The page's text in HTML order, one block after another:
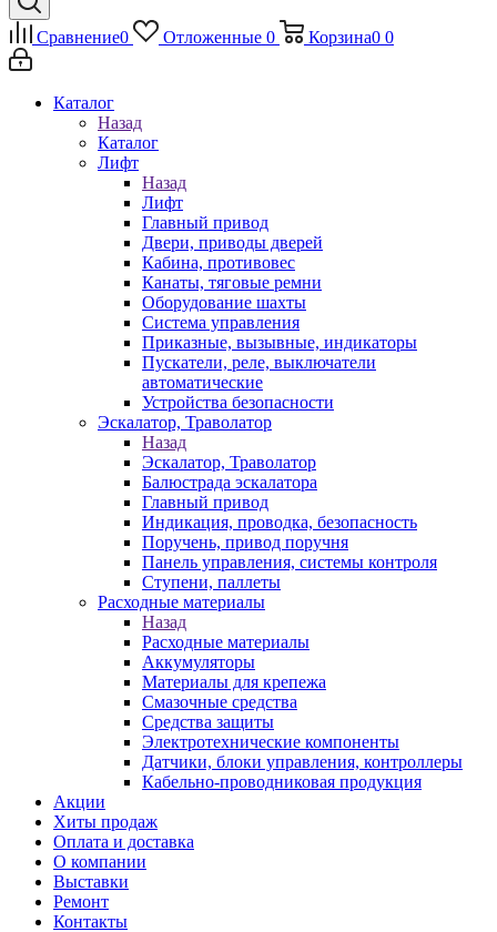
Сравнение0 Отложенные 0 Корзина0 0
Каталог
Назад
Каталог
Лифт
Назад
Лифт
Главный привод
Двери, приводы дверей
Кабина, противовес
Канаты, тяговые ремни
Оборудование шахты
Система управления
Приказные, вызывные, индикаторы
Пускатели, реле, выключатели
автоматические
Устройства безопасности
Эскалатор, Траволатор
Назад
Эскалатор, Траволатор
Балюстрада эскалатора
Главный привод
Индикация, проводка, безопасность
Поручень, привод поручня
Панель управления, системы контроля
Ступени, паллеты
Расходные материалы
Назад
Расходные материалы
Аккумуляторы
Материалы для крепежа
Смазочные средства
Средства защиты
Электротехнические компоненты
Датчики, блоки управления, контроллеры
Кабельно-проводниковая продукция
Акции
Хиты продаж
Оплата и доставка
О компании
Выставки
Ремонт
Контакты